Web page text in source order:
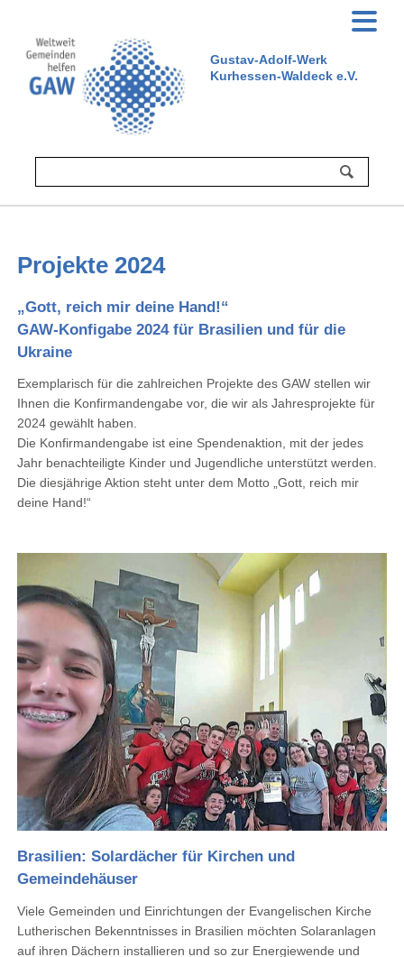
Gustav-Adolf-Werk
Kurhessen-Waldeck e.V.
Projekte 2024
„Gott, reich mir deine Hand!“
GAW-Konfigabe 2024 für Brasilien und für die
Ukraine
Exemplarisch für die zahlreichen Projekte des GAW stellen wir
Ihnen die Konfirmandengabe vor, die wir als Jahresprojekte für
2024 gewählt haben.
Die Konfirmandengabe ist eine Spendenaktion, mit der jedes
Jahr benachteiligte Kinder und Jugendliche unterstützt werden.
Die diesjährige Aktion steht unter dem Motto „Gott, reich mir
deine Hand!“
Brasilien: Solardächer für Kirchen und
Gemeindehäuser
Viele Gemeinden und Einrichtungen der Evangelischen Kirche
Lutherischen Bekenntnisses in Brasilien möchten Solaranlagen
auf ihren Dächern installieren und so zur Energiewende und